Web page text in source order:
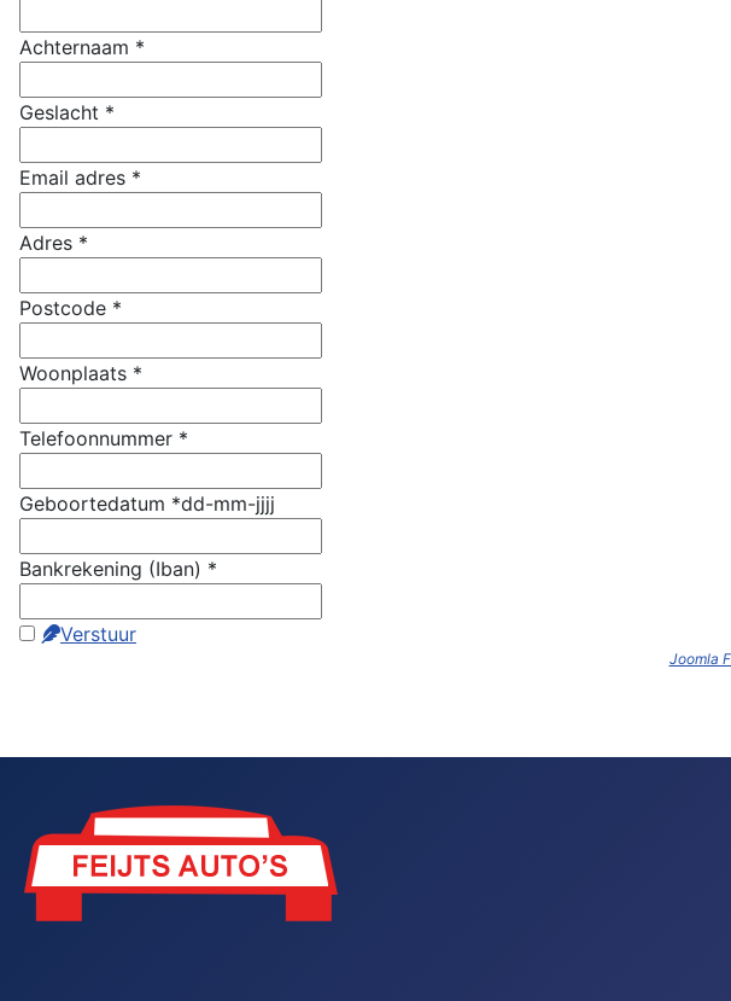
Achternaam *
Geslacht *
Email adres *
Adres *
Postcode *
Woonplaats *
Telefoonnummer *
Geboortedatum *dd-mm-jjjj
Bankrekening (Iban) *
Verstuur
Joomla